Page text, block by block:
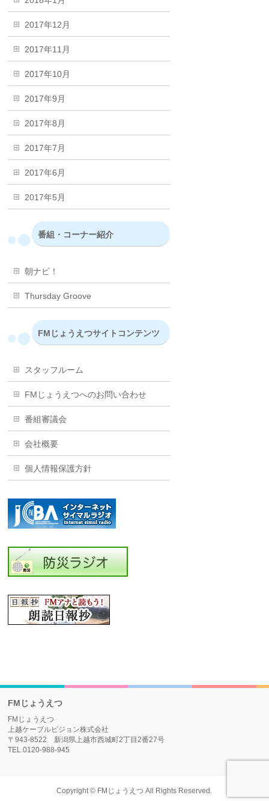
2017年12月
2017年11月
2017年10月
2017年9月
2017年8月
2017年7月
2017年6月
2017年5月
番組・コーナー紹介
朝ナビ！
Thursday Groove
FMじょうえつサイトコンテンツ
スタッフルーム
FMじょうえつへのお問い合わせ
番組審議会
会社概要
個人情報保護方針
FMじょうえつ
FMじょうえつ
上越ケーブルビジョン株式会社
〒943-8522 新潟県上越市西城町2丁目2番27号
TEL.0120-988-945
Copyright © FMじょうえつ All Rights Reserved.